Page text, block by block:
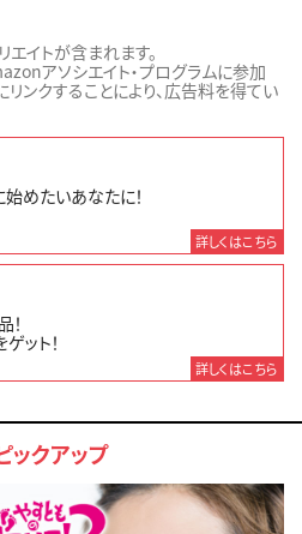
エイトが含まれます。
アソシエイト・プログラムに参加
ンクすることにより、広告料を得てい
始めたいあなたに！
詳しくはこちら
！
ット！
詳しくはこちら
ックアップ